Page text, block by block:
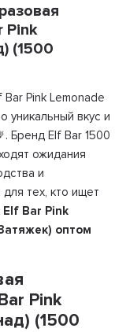
Pink
(1500
Pink Lemonade
уникальный вкус и
Бренд Elf Bar 1500
ожидания
и
тех, кто ищет
Bar Pink
оптом
Pink
(1500